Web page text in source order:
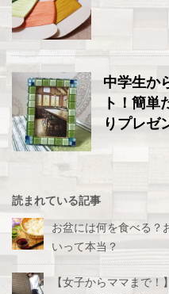
中学生か
ト！簡単
りプレゼ
読まれている記事
お盆には何を食べる？
いって本当？
【女子からママまで